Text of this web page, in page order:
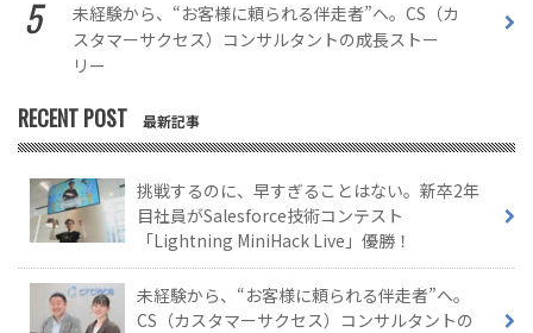
未経験から、“お客様に頼られる伴走者”へ。CS（カ
スタマーサクセス）コンサルタントの成長ストー
リー
RECENT POST 最新記事
挑戦するのに、早すぎることはない。新卒2年
目社員がSalesforce技術コンテスト
「Lightning MiniHack Live」優勝！
未経験から、“お客様に頼られる伴走者”へ。
CS（カスタマーサクセス）コンサルタントの